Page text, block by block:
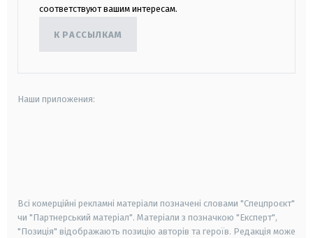
соответствуют вашим интересам.
К РАССЫЛКАМ
Наши приложения:
Всі комерційні рекламні матеріали позначені словами "Спецпроєкт"
чи "Партнерський матеріал". Матеріали з позначкою "Експерт",
"Позиція" відображають позицію авторів та героїв. Редакція може